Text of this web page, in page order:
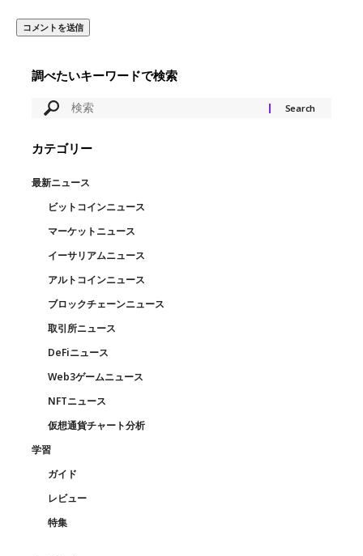
調べたいキーワードで検索
カテゴリー
最新ニュース
ビットコインニュース
マーケットニュース
イーサリアムニュース
アルトコインニュース
ブロックチェーンニュース
取引所ニュース
DeFiニュース
Web3ゲームニュース
NFTニュース
仮想通貨チャート分析
学習
ガイド
レビュー
特集